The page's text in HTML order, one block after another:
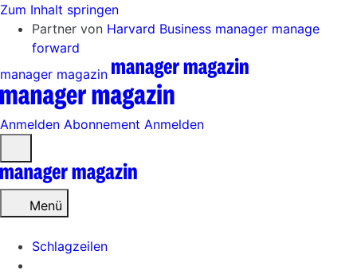
Zum Inhalt springen
Partner von Harvard Business manager manage
forward
manager magazin
Anmelden Abonnement Anmelden
öffnen
Menü
Schlagzeilen